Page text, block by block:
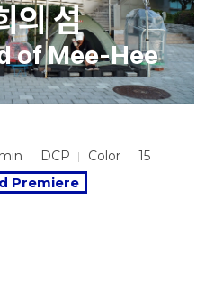
의 섬
of Mee-Hee
DCP Color 15
Premiere